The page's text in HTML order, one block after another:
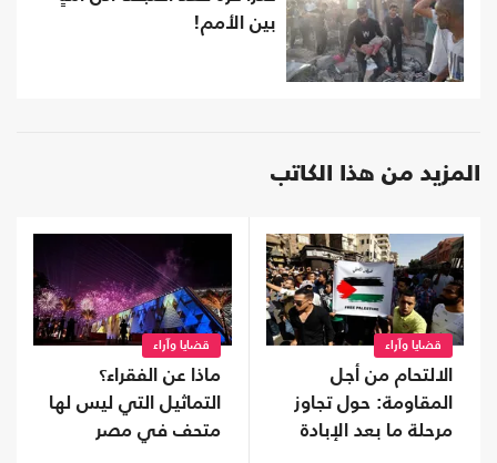
بين الأمم!
المزيد من هذا الكاتب
قضايا وآراء
الالتحام من أجل
المقاومة: حول تجاوز
مرحلة ما بعد الإبادة
قضايا وآراء
ماذا عن الفقراء؟
التماثيل التي ليس لها
متحف في مصر